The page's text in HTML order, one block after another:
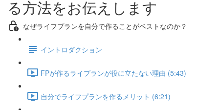
る方法をお伝えします
なぜライフプランを自分で作ることがベストなのか？
イントロダクション
FPが作るライプランが役に立たない理由 (5:43)
自分でライフプランを作るメリット (6:21)